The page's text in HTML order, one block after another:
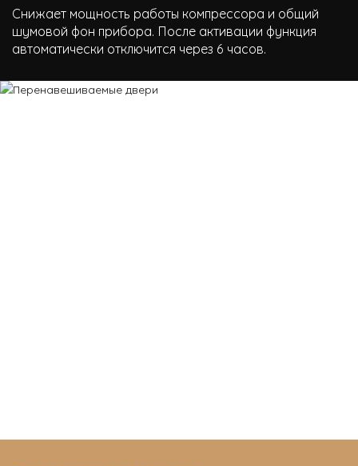
Снижает мощность работы компрессора и общий
шумовой фон прибора. После активации функция
автоматически отключится через 6 часов.